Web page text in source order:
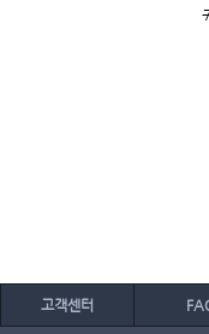
고객센터